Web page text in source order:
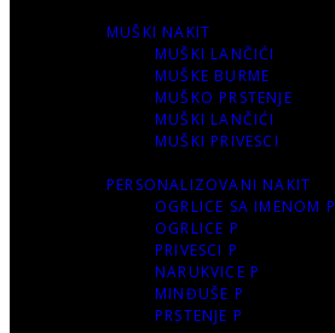
MUŠKI NAKIT
MUŠKI LANČIĆI
MUŠKE BURME
MUŠKO PRSTENJE
MUŠKI LANČIĆI
MUŠKI PRIVESCI
PERSONALIZOVANI NAKIT
OGRLICE SA IMENOM P
OGRLICE P
PRIVESCI P
NARUKVICE P
MINĐUŠE P
PRSTENJE P